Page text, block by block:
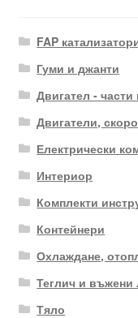
FAP
Гуми и джанти
Двигател - части
Двигатели,
Електрически
Интериор
Комплекти
Контейнери
Охлаждане,
Теглич и въжени
Тяло